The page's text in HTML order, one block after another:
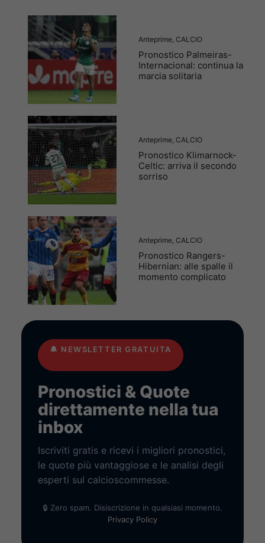
Anteprime, CALCIO
Pronostico Palmeiras-
Internacional: continua la
marcia solitaria
Anteprime, CALCIO
Pronostico Klimarnock-
Celtic: arriva il secondo
sorriso
Anteprime, CALCIO
Pronostico Rangers-
Hibernian: alle spalle il
momento complicato
🔔 NEWSLETTER GRATUITA
Pronostici & Quote
direttamente nella tua
inbox
Iscriviti gratis e ricevi i migliori pronostici,
le quote più vantaggiose e le analisi degli
esperti sul calcioscommesse.
🔒 Zero spam. Disiscrizione in qualsiasi momento.
Privacy Policy